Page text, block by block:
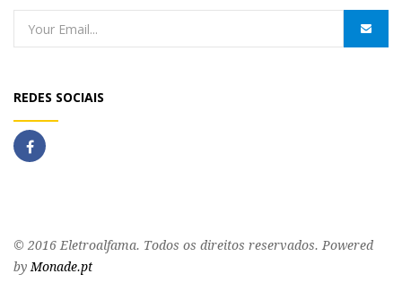
REDES SOCIAIS
© 2016 Eletroalfama. Todos os direitos reservados. Powered
byMonade.pt